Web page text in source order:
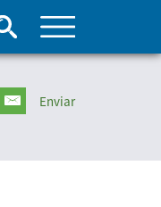
Enviar